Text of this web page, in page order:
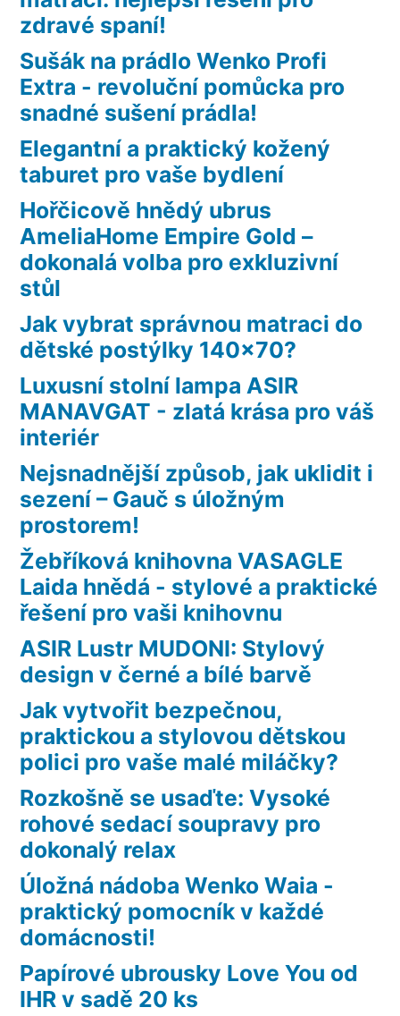
zdravé spaní!
Sušák na prádlo Wenko Profi
Extra - revoluční pomůcka pro
snadné sušení prádla!
Elegantní a praktický kožený
taburet pro vaše bydlení
Hořčicově hnědý ubrus
AmeliaHome Empire Gold –
dokonalá volba pro exkluzivní
stůl
Jak vybrat správnou matraci do
dětské postýlky 140×70?
Luxusní stolní lampa ASIR
MANAVGAT - zlatá krása pro váš
interiér
Nejsnadnější způsob, jak uklidit i
sezení – Gauč s úložným
prostorem!
Žebříková knihovna VASAGLE
Laida hnědá - stylové a praktické
řešení pro vaši knihovnu
ASIR Lustr MUDONI: Stylový
design v černé a bílé barvě
Jak vytvořit bezpečnou,
praktickou a stylovou dětskou
polici pro vaše malé miláčky?
Rozkošně se usaďte: Vysoké
rohové sedací soupravy pro
dokonalý relax
Úložná nádoba Wenko Waia -
praktický pomocník v každé
domácnosti!
Papírové ubrousky Love You od
IHR v sadě 20 ks